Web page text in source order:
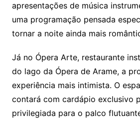
apresentações de música
uma programação pensada
tornar a noite ainda mais
Já no Ópera Arte, restaurante
do lago da Ópera de Arame, a
experiência mais intimista. O
contará com cardápio exclusivo
privilegiada para o palco